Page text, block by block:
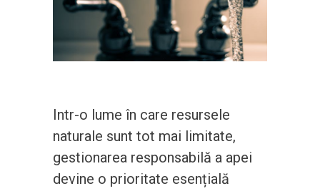
Intr-o lume în care resursele
naturale sunt tot mai limitate,
gestionarea responsabilă a apei
devine o prioritate esențială